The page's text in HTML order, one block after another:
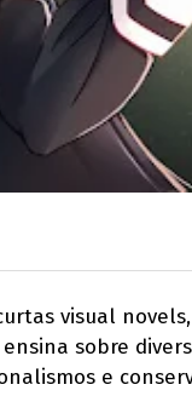
visual
sobre
e